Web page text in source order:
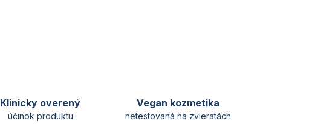
Klinicky overený
účinok produktu
Vegan kozmetika
netestovaná na zvieratách